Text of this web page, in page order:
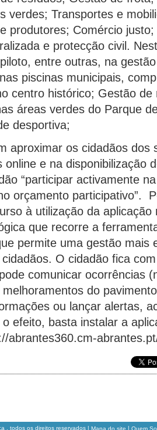
verdes; Transportes e
produtores; Comércio
e protecção civil.
entre outras, na
piscinas municipais,
centro histórico; Gestão
áreas verdes do Parque
desportiva;
aproximar os cidadãos dos
online e na disponibilização
“participar activamente
orçamento participativo”.
à utilização da aplicação
que recorre a
permite uma gestão mais
O cidadão fica
comunicar ocorrências
melhoramentos do
ou lançar alertas,
efeito, basta instalar a
abrantes360.cm-
, todos os direitos reservados | Mapa do site | Quem